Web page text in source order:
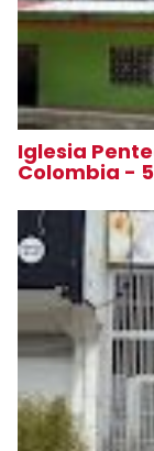
Iglesia
Colombia -